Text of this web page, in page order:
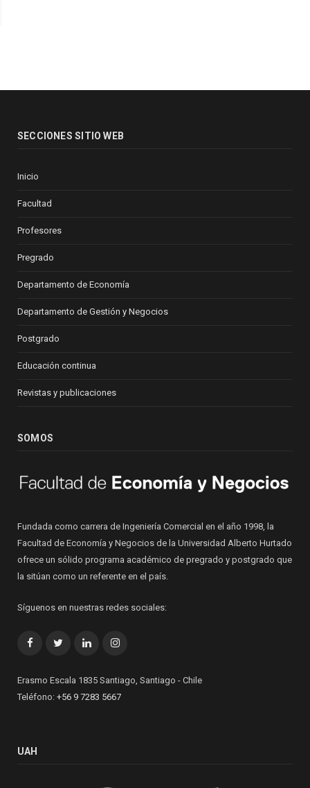
SECCIONES SITIO WEB
Inicio
Facultad
Profesores
Pregrado
Departamento de Economía
Departamento de Gestión y Negocios
Postgrado
Educación continua
Revistas y publicaciones
SOMOS
Fundada como carrera de Ingeniería Comercial en el año 1998, la
Facultad de Economía y Negocios de la Universidad Alberto Hurtado
ofrece un sólido programa académico de pregrado y postgrado que
la sitúan como un referente en el país.
Síguenos en nuestras redes sociales:
FacebookTwitterLinkedInInstagram
Erasmo Escala 1835 Santiago, Santiago - Chile
Teléfono: +56 9 7283 5667
UAH